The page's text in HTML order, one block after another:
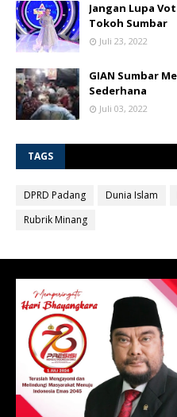
Jangan Lupa
Tokoh Sumbar
Juli 23, 2022
GIAN Sumbar
Sederhana
Juli 03, 2022
TAGS
DPRD Padang Dunia Islam
Rubrik Minang